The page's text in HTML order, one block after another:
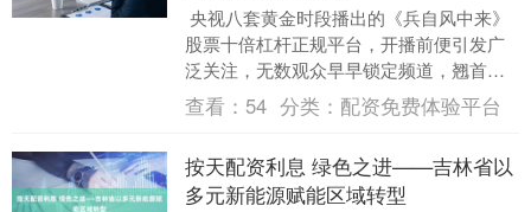
央视八套黄金时段播出的《兵自风中来》
股票十倍杠杆正规平台，开播前便引发广
泛关注，无数观众早早锁定频道，翘首以
盼。 刘奕君、侯勇、李幼斌等实力派演员
联袂出演，聚....
查看： 54 分类： 配资免费体验平台
按天配资利息 绿色之进——吉林省以
多元新能源赋能区域转型